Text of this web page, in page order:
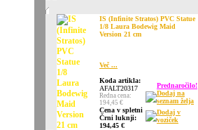
IS (Infinite Stratos) PVC Statue
1/8 Laura Bodewig Maid
Version 21 cm
Več ...
Koda artikla:
AFALT20317
Redna cena:
194,45 €
Cena v spletni
Črni luknji:
194,45 €
Prednaročilo!
Dodaj na
seznam želja
Dodaj v
voziček